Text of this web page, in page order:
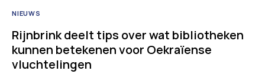
NIEUWS
Rijnbrink deelt tips over wat bibliotheken
kunnen betekenen voor Oekraïense
vluchtelingen